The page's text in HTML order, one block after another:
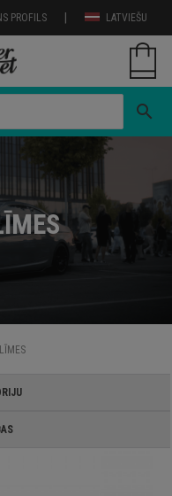
LATVIEŠU
|
PROFILS
search